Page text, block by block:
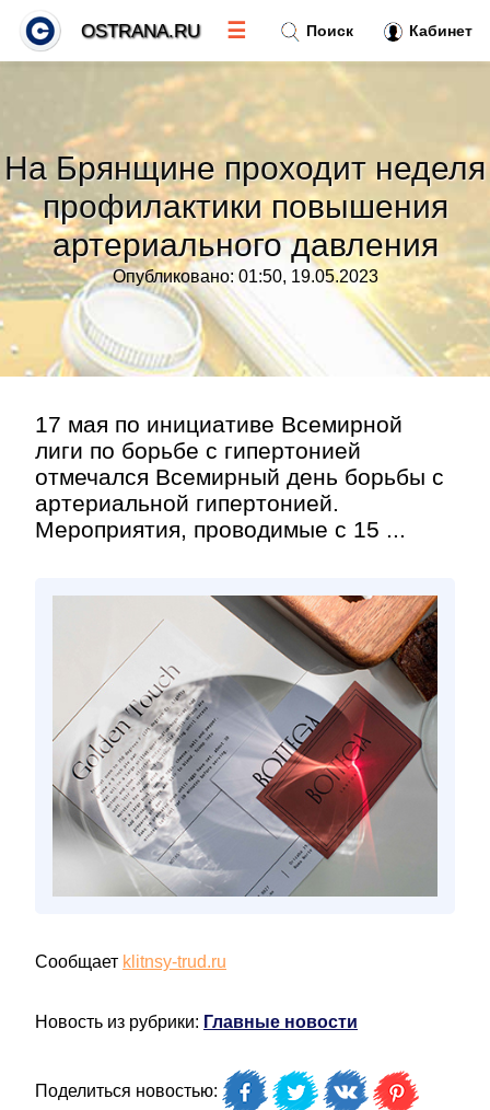
На Брянщине проходит неделя
профилактики повышения
артериального давления
Опубликовано: 01:50, 19.05.2023
17 мая по инициативе Всемирной
лиги по борьбе с гипертонией
отмечался Всемирный день борьбы с
артериальной гипертонией.
Мероприятия, проводимые с 15 ...
Сообщает klitnsy-trud.ru
Новость из рубрики: Главные новости
Поделиться новостью:
Поиск Кабинет
OSTRANA.RU ☰
Тренды новостей »
Рубрики»
Правила
Контакт»